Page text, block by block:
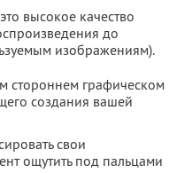
высокое качество
до
изображениям).
стороннем графическом
создания вашей
свои
ощутить под пальцами